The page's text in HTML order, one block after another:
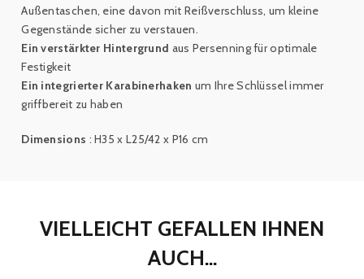
Außentaschen, eine davon mit Reißverschluss, um kleine
Gegenstände sicher zu verstauen.
Ein verstärkter Hintergrund aus Persenning für optimale
Festigkeit
Ein integrierter Karabinerhaken um Ihre Schlüssel immer
griffbereit zu haben
Dimensions :H35 x L25/42 x P16 cm
VIELLEICHT GEFALLEN IHNEN
AUCH...